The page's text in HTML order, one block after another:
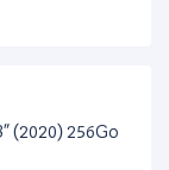
(2020) 256Go